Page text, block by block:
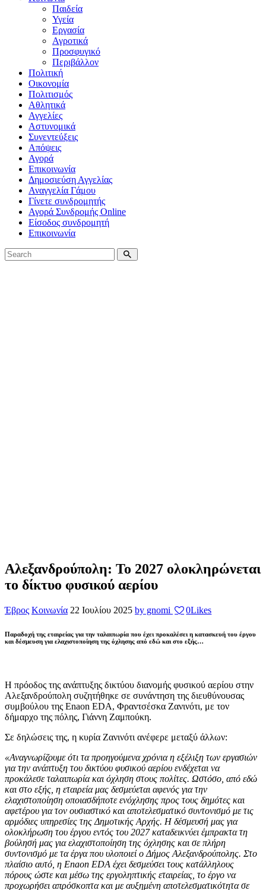
Παιδεία
Υγεία
Εργασία
Αγροτικά
Προσφυγικό
Περιβάλλον
Πολιτική
Οικονομία
Πολιτισμός
Αθλητικά
Αγγελίες
Αστυνομικά
Συνεντεύξεις
Απόψεις
Αγορά
Επικοινωνία
Δημοσιεύση Αγγελίας
Αναγγελία Γάμου
Γίνετε συνδρομητής
Αγορά Συνδρομής Online
Είσοδος συνδρομητή
Επικοινωνία
Αλεξανδρούπολη: Το 2027 ολοκληρώνεται
το δίκτυο φυσικού αερίου
Έβρος Κοινωνία 22 Ιουλίου 2025 by gnomi 0Likes
Παραδοχή της εταιρείας για την ταλαιπωρία που έχει προκαλέσει η κατασκευή του έργου
και δέσμευση για ελαχιστοποίηση της όχλησης από εδώ και στο εξής…
Η πρόοδος της ανάπτυξης δικτύου διανομής φυσικού αερίου στην
Αλεξανδρούπολη συζητήθηκε σε συνάντηση της διευθύνουσας
συμβούλου της Enaon EDA, Φραντσέσκα Ζανινότι, με τον
δήμαρχο της πόλης, Γιάννη Ζαμπούκη.
Σε δηλώσεις της, η κυρία Ζανινότι ανέφερε μεταξύ άλλων:
«Αναγνωρίζουμε ότι τα προηγούμενα χρόνια η εξέλιξη των εργασιών
για την ανάπτυξη του δικτύου φυσικού αερίου ενδέχεται να
προκάλεσε ταλαιπωρία και όχληση στους πολίτες. Ωστόσο, από εδώ
και στο εξής, η εταιρεία μας δεσμεύεται αφενός για την
ελαχιστοποίηση οποιασδήποτε ενόχλησης προς τους δημότες και
αφετέρου για τον ουσιαστικό και αποτελεσματικό συντονισμό με τις
αρμόδιες υπηρεσίες της Δημοτικής Αρχής. Η δέσμευσή μας για
ολοκλήρωση του έργου εντός του 2027 καταδεικνύει έμπρακτα τη
βούλησή μας για ελαχιστοποίηση της όχλησης και σε πλήρη
συντονισμό με τα έργα που υλοποιεί ο Δήμος Αλεξανδρούπολης. Στο
πλαίσιο αυτό, η Enaon EDA έχει δεσμεύσει τους κατάλληλους
πόρους ώστε και μέσω της εργοληπτικής εταιρείας, το έργο να
προχωρήσει απρόσκοπτα και με αυξημένη αποτελεσματικότητα σε